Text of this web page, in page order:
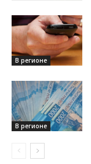
В регионе
В регионе